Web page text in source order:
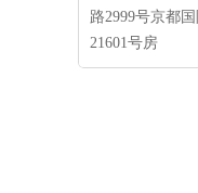
路2999号京都
21601号房